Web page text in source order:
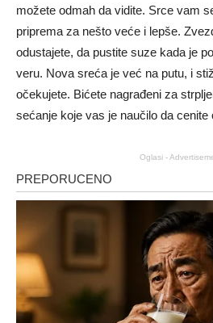
možete odmah da vidite. Srce vam
priprema za nešto veće i lepše.
odustajete, da pustite suze kada je
veru. Nova sreća je već na putu, i
očekujete. Bićete nagrađeni za
sećanje koje vas je naučilo da cenite
Oglasi -